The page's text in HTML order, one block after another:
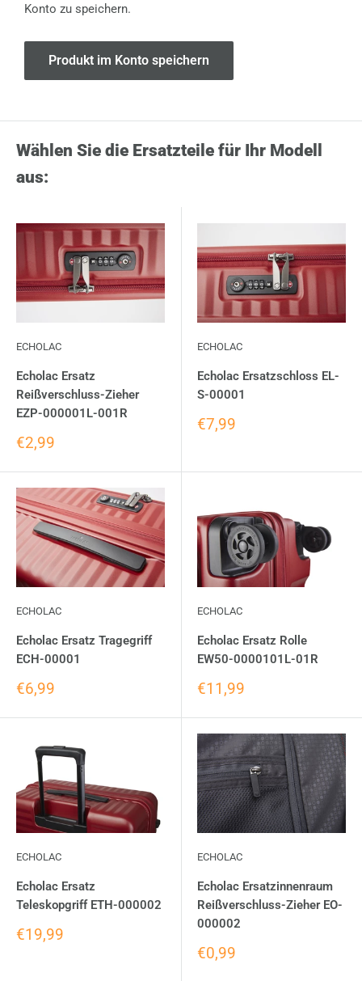
Konto zu speichern.
Produkt im Konto speichern
Wählen Sie die Ersatzteile für Ihr Modell
aus:
ECHOLAC
Echolac Ersatz
Reißverschluss-Zieher
EZP-000001L-001R
€2,99
ECHOLAC
Echolac Ersatzschloss EL-
S-00001
€7,99
ECHOLAC
Echolac Ersatz Tragegriff
ECH-00001
€6,99
ECHOLAC
Echolac Ersatz Rolle
EW50-0000101L-01R
€11,99
ECHOLAC
Echolac Ersatz
Teleskopgriff ETH-000002
€19,99
ECHOLAC
Echolac Ersatzinnenraum
Reißverschluss-Zieher EO-
000002
€0,99